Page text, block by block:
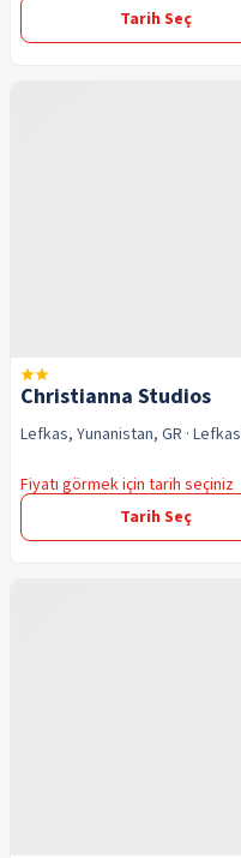
Tarih Seç
Christianna Studios
Lefkas, Yunanistan, GR · Lefkas
Fiyatı görmek için tarih seçiniz
Tarih Seç